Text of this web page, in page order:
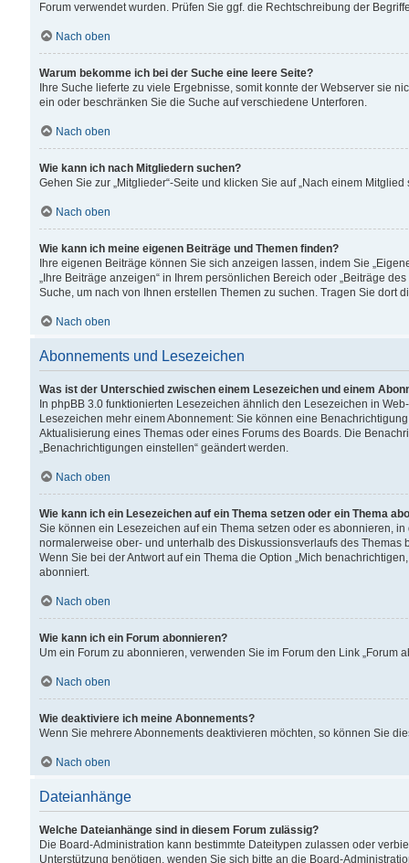
Forum verwendet wurden. Prüfen Sie ggf. die Rechtschreibung der
Nach oben
Warum bekomme ich bei der Suche eine leere Seite?
Ihre Suche lieferte zu viele Ergebnisse, somit konnte der Webserver sie
ein oder beschränken Sie die Suche auf verschiedene Unterforen.
Nach oben
Wie kann ich nach Mitgliedern suchen?
Gehen Sie zur „Mitglieder“-Seite und klicken Sie auf „Nach einem Mitglied
Nach oben
Wie kann ich meine eigenen Beiträge und Themen finden?
Ihre eigenen Beiträge können Sie sich anzeigen lassen, indem Sie
„Ihre Beiträge anzeigen“ in Ihrem persönlichen Bereich oder „Beiträge
Suche, um nach von Ihnen erstellen Themen zu suchen. Tragen Sie dort
Nach oben
Abonnements und Lesezeichen
Was ist der Unterschied zwischen einem Lesezeichen und einem
In phpBB 3.0 funktionierten Lesezeichen ähnlich den Lesezeichen in
Lesezeichen mehr einem Abonnement: Sie können eine
Aktualisierung eines Themas oder eines Forums des Boards. Die
„Benachrichtigungen einstellen“ geändert werden.
Nach oben
Wie kann ich ein Lesezeichen auf ein Thema setzen oder ein Thema
Sie können ein Lesezeichen auf ein Thema setzen oder es abonnieren,
normalerweise ober- und unterhalb des Diskussionsverlaufs des Themas
Wenn Sie bei der Antwort auf ein Thema die Option „Mich
abonniert.
Nach oben
Wie kann ich ein Forum abonnieren?
Um ein Forum zu abonnieren, verwenden Sie im Forum den Link „Forum
Nach oben
Wie deaktiviere ich meine Abonnements?
Wenn Sie mehrere Abonnements deaktivieren möchten, so können Sie
Nach oben
Dateianhänge
Welche Dateianhänge sind in diesem Forum zulässig?
Die Board-Administration kann bestimmte Dateitypen zulassen oder
Unterstützung benötigen, wenden Sie sich bitte an die Board-